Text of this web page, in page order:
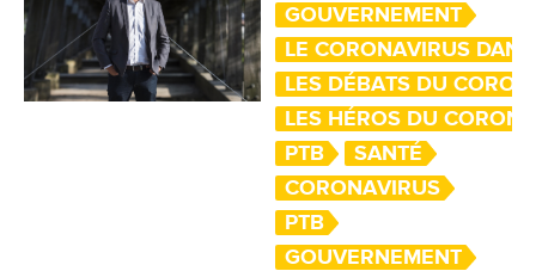
GOUVERNEMENT
LE CORONAVIRUS
LES DÉBATS DU
LES HÉROS DU CORONA
PTB
SANTÉ
CORONAVIRUS
PTB
GOUVERNEMENT